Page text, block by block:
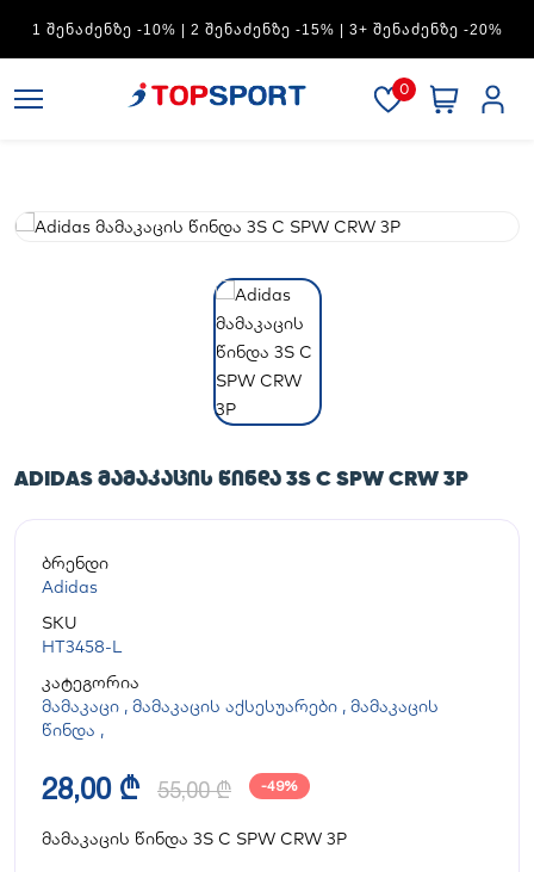
ᲨᲔᲜᲐᲫᲔᲜᲖᲔ -30%
0
ADIDAS ᲛᲐᲛᲐᲙᲐᲪᲘᲡ ᲬᲘᲜᲓᲐ 3S C SPW CRW 3P
ბრენდი
Adidas
SKU
HT3458-L
კატეგორია
მამაკაცი , მამაკაცის აქსესუარები , მამაკაცის
წინდა ,
28,00 ₾ 55,00 ₾ -49%
მამაკაცის წინდა 3S C SPW CRW 3P